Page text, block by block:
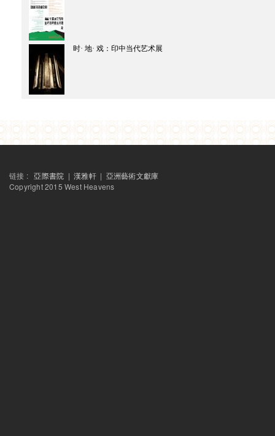
下载
艺讯中国
杨福东谈艺术旅行项目 “有限的知识”
补时展览手册
下载
2012
精品购物指南
破報
貧民窟裡的印度當代藝術：〈你不屬於〉巡迴影展
东方早报
贫民窟隐喻中的印度电影与政治学
时· 地· 戏：印中当代艺术展
链接 :亞際書院 |漢雅軒 | 亞洲藝術文獻庫
Copyright 2015 West Heavens